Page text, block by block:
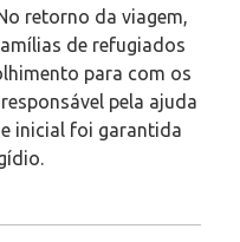
retorno da viagem,
de refugiados
para com os
pela ajuda
inicial foi garantida